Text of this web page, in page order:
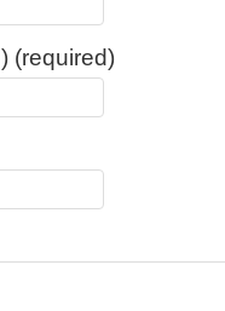
(required)